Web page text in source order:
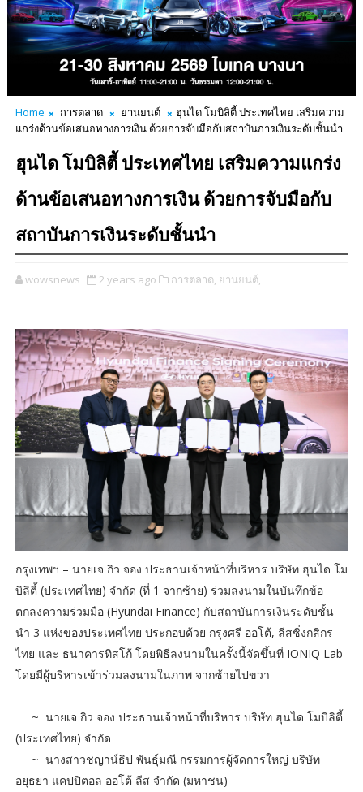
Home การตลาด ยานยนต์
ฮุนได โมบิลิตี้ ประเทศไทย เสริมความ
แกร่งด้านข้อเสนอทางการเงิน ด้วยการจับมือกับสถาบันการเงินระดับชั้นนำ
ฮุนได โมบิลิตี้ ประเทศไทย เสริมความแกร่ง
ด้านข้อเสนอทางการเงิน ด้วยการจับมือกับ
สถาบันการเงินระดับชั้นนำ
wowsnews 2 years ago การตลาด, ยานยนต์,
กรุงเทพฯ – นายเจ กิว จอง ประธานเจ้าหน้าที่บริหาร บริษัท ฮุนได โม
บิลิตี้ (ประเทศไทย) จำกัด (ที่ 1 จากซ้าย) ร่วมลงนามในบันทึกข้อ
ตกลงความร่วมมือ (Hyundai Finance) กับสถาบันการเงินระดับชั้น
นำ 3 แห่งของประเทศไทย ประกอบด้วย กรุงศรี ออโต้, ลีสซิ่งกสิกร
ไทย และ ธนาคารทิสโก้ โดยพิธีลงนามในครั้งนี้จัดขึ้นที่ IONIQ Lab
โดยมีผู้บริหารเข้าร่วมลงนามในภาพ จากซ้ายไปขวา
~ นายเจ กิว จอง ประธานเจ้าหน้าที่บริหาร บริษัท ฮุนได โมบิลิตี้
(ประเทศไทย) จำกัด
~ นางสาวชญาน์ธิป พันธุ์มณี กรรมการผู้จัดการใหญ่ บริษัท
อยุธยา แคปปิตอล ออโต้ ลีส จำกัด (มหาชน)